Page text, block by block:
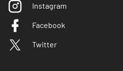
Instagram
Facebook
Twitter